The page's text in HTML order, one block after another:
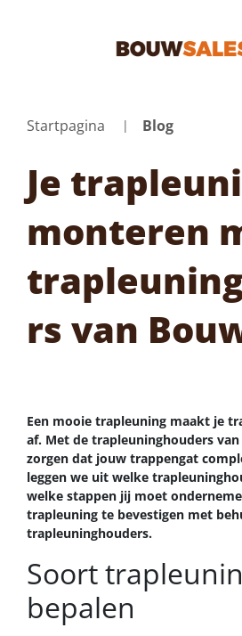
Startpagina Blog
Je
monteren
rs van
Een mooie trapleuning maakt je
af. Met de trapleuninghouders
zorgen dat jouw trappengat
leggen we uit welke
welke stappen jij moet
trapleuning te bevestigen met
trapleuninghouders.
Soort
bepalen